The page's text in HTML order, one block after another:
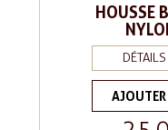
HOUSSE